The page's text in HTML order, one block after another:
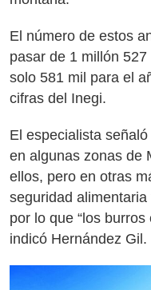
El número de estos
pasar de 1 millón
solo 581 mil para el
cifras del Inegi.
El especialista
en algunas zonas de
ellos, pero en otras
seguridad
por lo que “ los
indicó Hernández Gil.